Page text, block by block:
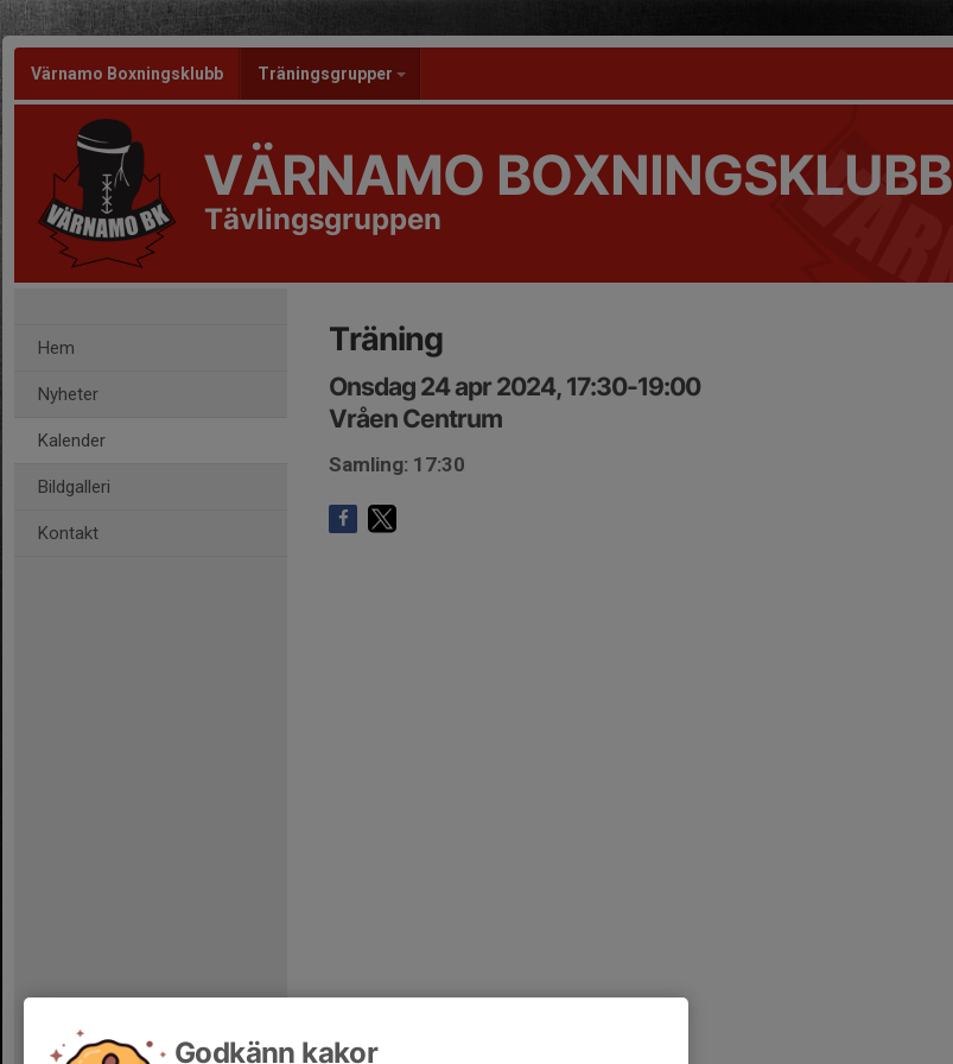
Värnamo Boxningsklubb Träningsgrupper
VÄRNAMO BOXNINGSKLUBB
Tävlingsgruppen
Hem
Nyheter
Kalender
Bildgalleri
Kontakt
Träning
Onsdag 24 apr 2024, 17:30-19:00
Vråen Centrum
Samling: 17:30
Godkänn kakor